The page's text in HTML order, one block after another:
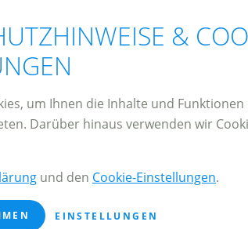
B. bei der Kommunikation per E-
Website ist:
&
um Ihnen die Inhalte und Funktionen
Darüber hinaus verwenden wir
und den Cookie-Einstellungen.
EINSTELLUNGEN